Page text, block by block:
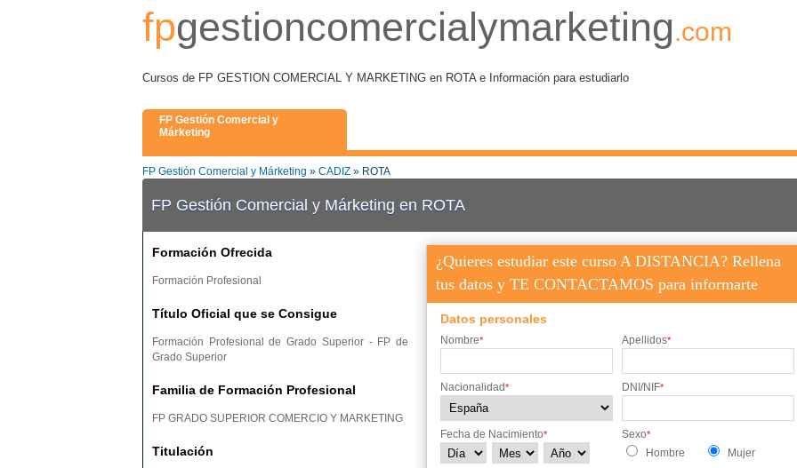
fpgestioncomercialymarketing.com
Cursos de FP GESTION COMERCIAL Y MARKETING en ROTA e Información para estudiarlo
FP Gestión Comercial y
Márketing
FP Gestión Comercial y Márketing » CADIZ » ROTA
FP Gestión Comercial y Márketing en ROTA
¿Quieres estudiar este curso A DISTANCIA? Rellena
tus datos y TE CONTACTAMOS para informarte
Datos personales
Nombre* Apellidos*
Nacionalidad* DNI/NIF*
Fecha de Nacimiento* Sexo*
Hombre Mujer
Formación Ofrecida
Formación Profesional
Título Oficial que se Consigue
Formación Profesional de Grado Superior - FP de
Grado Superior
Familia de Formación Profesional
FP GRADO SUPERIOR COMERCIO Y MARKETING
Titulación